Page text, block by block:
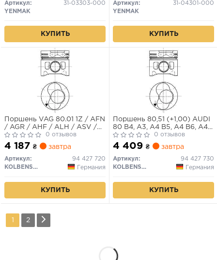
Артикул:
31-03303-000
YENMAK
КУПИТЬ
Артикул:
31-04301-000
YENMAK
КУПИТЬ
Поршень VAG 80.01 1Z / AFN
/ AGR / AHF / ALH / ASV /
AVG / AHH / AHU / ALE /
AEY (1-2CYL) (пр-во KS)
KOLBENSCHMIDT
0 отзывов
4 187 ₴ завтра
Артикул:
94 427 720
KOLBENSCHMIDT
Германия
КУПИТЬ
Поршень 80,51 (+1,00) AUDI
80 B4, A3, A4 B5, A4 B6, A4
B7, A6 C4, A6 C5, CABRIOLET
B3, FORD GALAXY I,
GALAXY MK I, SEAT
ALHAMBRA, CORDOBA,
CORDOBA VARIO, CORDOBA
07.92-
0 отзывов
4 409 ₴ завтра
Артикул:
94 427 730
KOLBENSCHMIDT
Германия
КУПИТЬ
1 2